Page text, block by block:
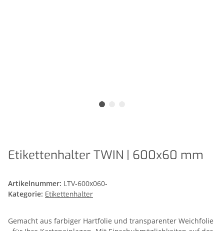
Etikettenhalter TWIN | 600x60 mm
Artikelnummer: LTV-600x060-
Kategorie: Etikettenhalter
Gemacht aus farbiger Hartfolie und transparenter Weichfolie